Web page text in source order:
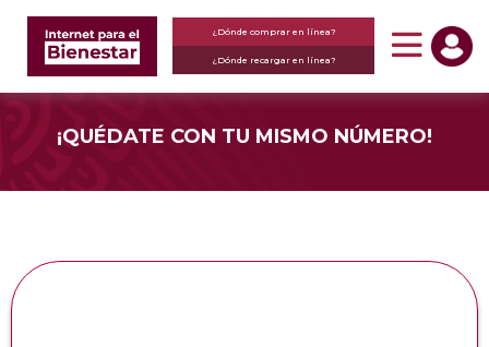
¿Dónde comprar en línea?
¿Dónde recargar en línea?
¡QUÉDATE CON TU MISMO NÚMERO!